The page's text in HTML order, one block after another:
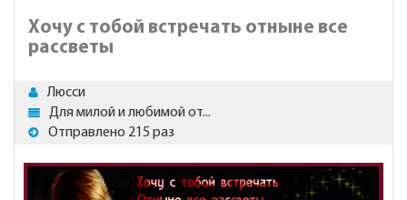
Хочу с тобой встречать отныне все
рассветы
Люсси
Для милой и любимой от...
Отправлено 215 раз